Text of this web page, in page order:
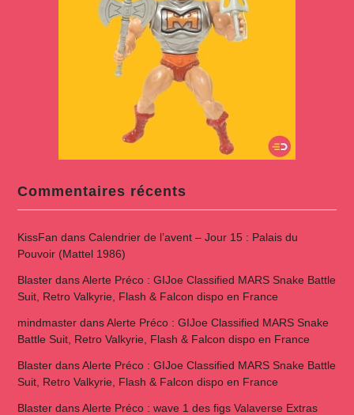
Commentaires récents
KissFan dans Calendrier de l’avent – Jour 15 : Palais du
Pouvoir (Mattel 1986)
BlasterdansAlerte Préco : GIJoe Classified MARS Snake Battle
Suit, Retro Valkyrie, Flash & Falcon dispo en France
mindmasterdansAlerte Préco : GIJoe Classified MARS Snake
Battle Suit, Retro Valkyrie, Flash & Falcon dispo en France
BlasterdansAlerte Préco : GIJoe Classified MARS Snake Battle
Suit, Retro Valkyrie, Flash & Falcon dispo en France
BlasterdansAlerte Préco : wave 1 des figs Valaverse Extras